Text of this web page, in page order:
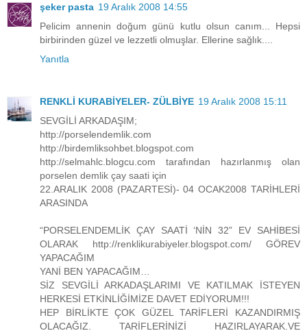
şeker pasta 19 Aralık 2008 14:55
Pelicim annenin doğum günü kutlu olsun canım... Hepsi
birbirinden güzel ve lezzetli olmuşlar. Ellerine sağlık....
Yanıtla
RENKLİ KURABİYELER- ZÜLBİYE 19 Aralık 2008 15:11
SEVGİLİ ARKADAŞIM;
http://porselendemlik.com
http://birdemliksohbet.blogspot.com
http://selmahlc.blogcu.com tarafından hazırlanmış olan
porselen demlik çay saati için
22.ARALIK 2008 (PAZARTESİ)- 04 OCAK2008 TARİHLERİ
ARASINDA
“PORSELENDEMLİK ÇAY SAATİ ‘NİN 32” EV SAHİBESİ
OLARAK http://renklikurabiyeler.blogspot.com/ GÖREV
YAPACAĞIM
YANİ BEN YAPACAĞIM…
SİZ SEVGİLİ ARKADAŞLARIMI VE KATILMAK İSTEYEN
HERKESİ ETKİNLİĞİMİZE DAVET EDİYORUM!!!
HEP BİRLİKTE ÇOK GÜZEL TARİFLERİ KAZANDIRMIŞ
OLACAĞIZ. TARİFLERİNİZİ HAZIRLAYARAK.VE